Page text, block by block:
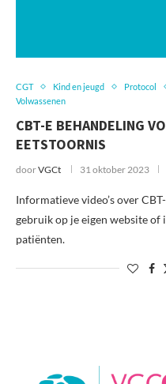
CGT Kind en jeugd Protocol
Volwassenen
CBT-E BEHANDELING
EETSTOORNIS
doorVGCt 31 oktober 2023
Informatieve video’s over
gebruik op je eigen website
patiënten.